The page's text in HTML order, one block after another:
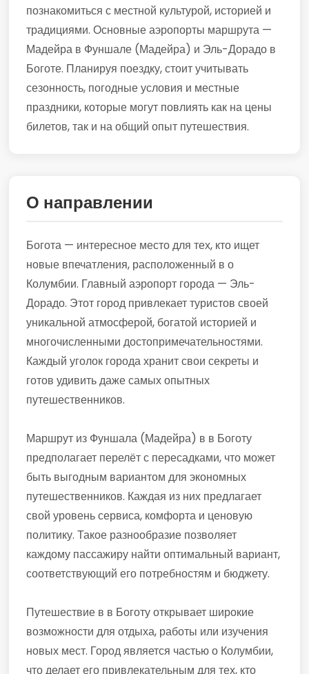
познакомиться с местной культурой, историей и
традициями. Основные аэропорты маршрута —
Мадейра в Фуншале (Мадейра) и Эль-Дорадо в
Боготе. Планируя поездку, стоит учитывать
сезонность, погодные условия и местные
праздники, которые могут повлиять как на цены
билетов, так и на общий опыт путешествия.
О направлении
Богота — интересное место для тех, кто ищет
новые впечатления, расположенный в о
Колумбии. Главный аэропорт города — Эль-
Дорадо. Этот город привлекает туристов своей
уникальной атмосферой, богатой историей и
многочисленными достопримечательностями.
Каждый уголок города хранит свои секреты и
готов удивить даже самых опытных
путешественников.
Маршрут из Фуншала (Мадейра) в в Боготу
предполагает перелёт с пересадками, что может
быть выгодным вариантом для экономных
путешественников. Каждая из них предлагает
свой уровень сервиса, комфорта и ценовую
политику. Такое разнообразие позволяет
каждому пассажиру найти оптимальный вариант,
соответствующий его потребностям и бюджету.
Путешествие в в Боготу открывает широкие
возможности для отдыха, работы или изучения
новых мест. Город является частью о Колумбии,
что делает его привлекательным для тех, кто